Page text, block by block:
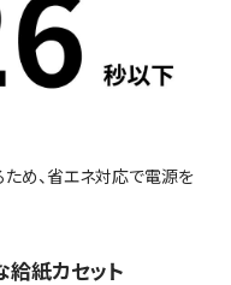
め、省エネ対応で電源を
紙カセット